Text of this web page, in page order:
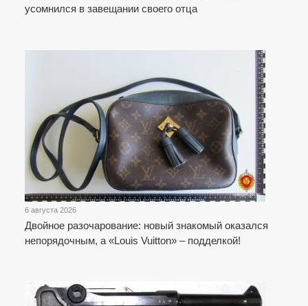
усомнился в завещании своего отца
6 августа 2026
Двойное разочарование: новый знакомый оказался
непорядочным, а «Louis Vuitton» – подделкой!